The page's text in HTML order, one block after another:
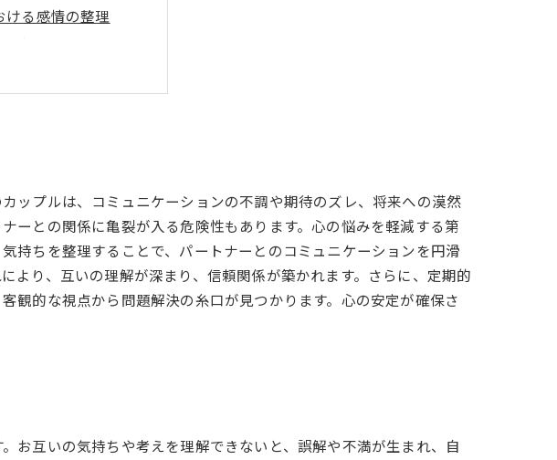
ける感情の整理
ップルは、コミュニケーションの不調や期待のズレ、将来への漠然
ーとの関係に亀裂が入る危険性もあります。心の悩みを軽減する第
持ちを整理することで、パートナーとのコミュニケーションを円滑
より、互いの理解が深まり、信頼関係が築かれます。さらに、定期的
観的な視点から問題解決の糸口が見つかります。心の安定が確保さ
お互いの気持ちや考えを理解できないと、誤解や不満が生まれ、自